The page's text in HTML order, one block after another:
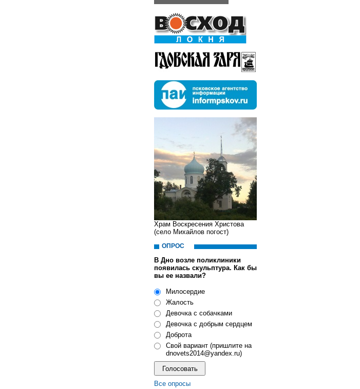
Храм Воскресения Христова
(село Михайлов погост)
ОПРОС
В Дно возле поликлиники
появилась скульптура. Как бы
вы ее назвали?
Милосердие
Жалость
Девочка с собачками
Девочка с добрым сердцем
Доброта
Свой вариант (пришлите на
dnovets2014@yandex.ru)
Все опросы